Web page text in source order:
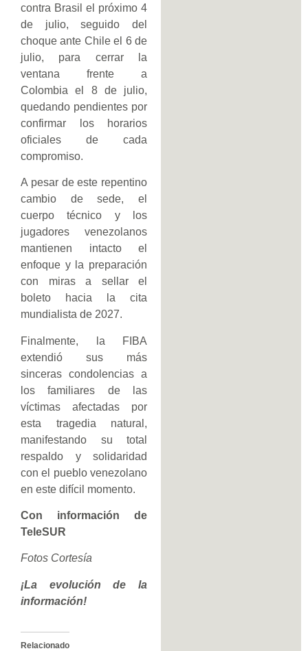
contra Brasil el próximo 4
de julio, seguido del
choque ante Chile el 6 de
julio, para cerrar la
ventana frente a
Colombia el 8 de julio,
quedando pendientes por
confirmar los horarios
oficiales de cada
compromiso.
A pesar de este repentino
cambio de sede, el
cuerpo técnico y los
jugadores venezolanos
mantienen intacto el
enfoque y la preparación
con miras a sellar el
boleto hacia la cita
mundialista de 2027.
Finalmente, la FIBA
extendió sus más
sinceras condolencias a
los familiares de las
víctimas afectadas por
esta tragedia natural,
manifestando su total
respaldo y solidaridad
con el pueblo venezolano
en este difícil momento.
Con información de
TeleSUR
Fotos Cortesía
¡La evolución de la
información!
Relacionado